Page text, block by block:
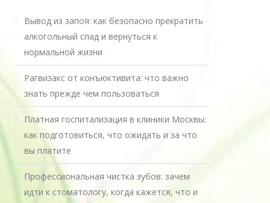
Вывод из запоя: как безопасно прекратить
алкогольный спад и вернуться к
нормальной жизни
Рагвизакс от конъюктивита: что важно
знать прежде чем пользоваться
Платная госпитализация в клиники Москвы:
как подготовиться, что ожидать и за что
вы платите
Профессиональная чистка зубов: зачем
идти к стоматологу, когда кажется, что и